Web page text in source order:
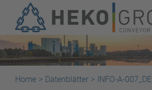
Home > Datenblätter > INFO-A-007_DE